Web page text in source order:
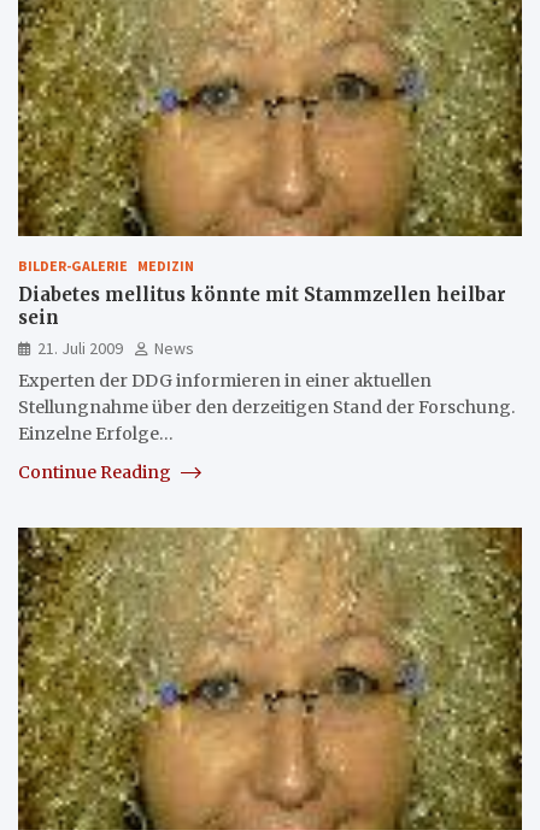
BILDER-GALERIE MEDIZIN
Diabetes mellitus könnte mit Stammzellen heilbar
sein
21. Juli 2009
News
Experten der DDG informieren in einer aktuellen
Stellungnahme über den derzeitigen Stand der Forschung.
Einzelne Erfolge…
Continue Reading